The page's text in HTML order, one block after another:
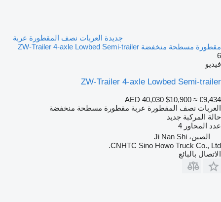
جديدة العربات نصف المقطورة عربة
مقطورة مسطحة منخفضة ZW-Trailer 4-axle Lowbed Semi-trailer
6
فيديو
ZW-Trailer 4-axle Lowbed Semi-trailer
AED 40,030 $10,900 ≈ €9,434
العربات نصف المقطورة عربة مقطورة مسطحة منخفضة
حالة المركبة جديد
عدد المحاور 4
الصين، Ji Nan Shi
CNHTC Sino Howo Truck Co., Ltd.
الاتصال بالبائع